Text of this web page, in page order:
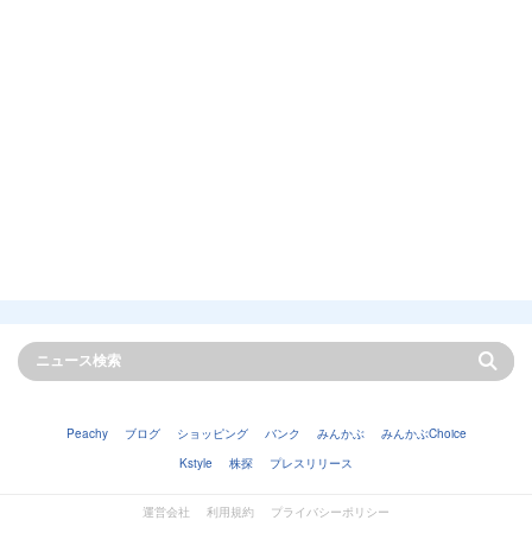
Peachy ブログ ショッピング バンク みんかぶ
みんかぶChoice
Kstyle
株探 プレスリリース
運営会社 利用規約
プライバシーポリシー